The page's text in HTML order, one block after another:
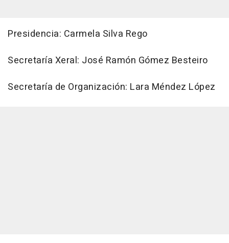
Presidencia: Carmela Silva Rego
Secretaría Xeral: José Ramón Gómez Besteiro
Secretaría de Organización: Lara Méndez López